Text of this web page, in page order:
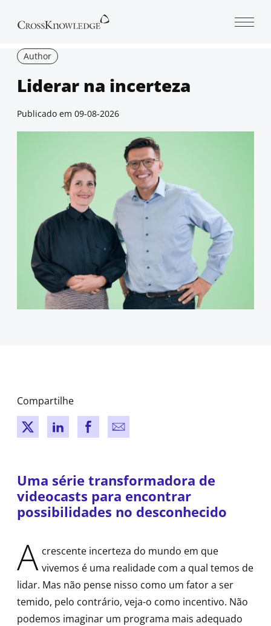
Author
Liderar na incerteza
Publicado em 09-08-2026
Compartilhe
New windowNew window
New windowNew window
Uma série transformadora de
videocasts para encontrar
possibilidades no desconhecido
A crescente incerteza do mundo em que
vivemos é uma realidade com a qual temos de
lidar. Mas não pense nisso como um fator a ser
temido, pelo contrário, veja-o como incentivo. Não
podemos imaginar um programa mais adequado